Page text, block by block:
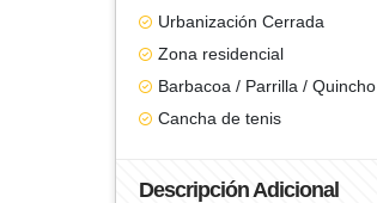
Urbanización Cerrada
Zona residencial
Barbacoa / Parrilla / Quincho
Cancha de tenis
Descripción Adicional